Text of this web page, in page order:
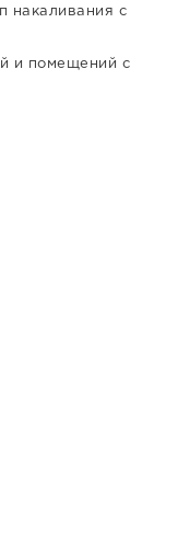
накаливания с
и помещений с